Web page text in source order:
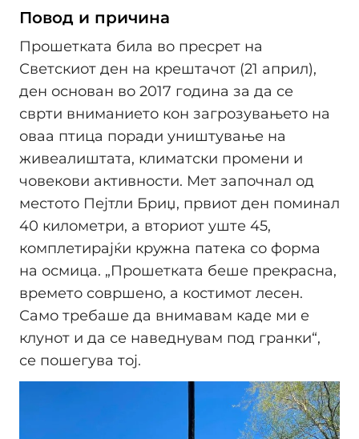
Повод и причина
Прошетката била во пресрет на
Светскиот ден на крештачот (21 април),
ден основан во 2017 година за да се
сврти вниманието кон загрозувањето на
оваа птица поради уништување на
живеалиштата, климатски промени и
човекови активности. Мет започнал од
местото Пејтли Бриџ, првиот ден поминал
40 километри, а вториот уште 45,
комплетирајќи кружна патека со форма
на осмица. „Прошетката беше прекрасна,
времето совршено, а костимот лесен.
Само требаше да внимавам каде ми е
клунот и да се наведнувам под гранки“,
се пошегува тој.